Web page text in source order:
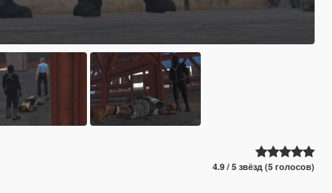
4.9 / 5 звёзд (5 голосов)